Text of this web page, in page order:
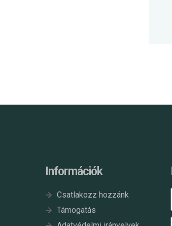
Információk
Csatlakozz hozzánk
Támogatás